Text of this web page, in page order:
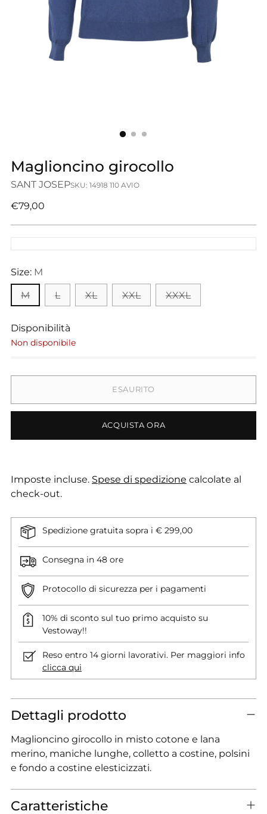
Maglioncino girocollo
SANT JOSEPSKU: 14918 110 AVIO
Prezzo
€79,00
Size: M
M
L XL XXL XXXL
Disponibilità
Non disponibile
ESAURITO
ACQUISTA ORA
Imposte incluse. Spese di spedizione calcolate al
check-out.
Spedizione gratuita sopra i € 299,00
Consegna in 48 ore
Protocollo di sicurezza per i pagamenti
10% di sconto sul tuo primo acquisto su
Vestoway!!
Reso entro 14 giorni lavorativi. Per maggiori info
clicca qui
Dettagli prodotto
Maglioncino girocollo in misto cotone e lana
merino, maniche lunghe, colletto a costine, polsini
e fondo a costine elesticizzati.
Caratteristiche